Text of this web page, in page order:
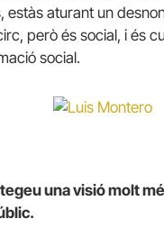
estàs aturant un
però és social, i és
social.
una visió molt